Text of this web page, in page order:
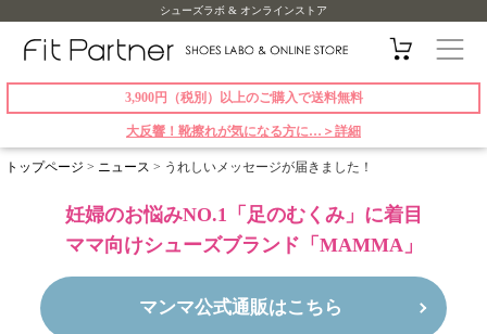
シューズラボ & オンラインストア
3,900円（税別）以上のご購入で送料無料
大反響！靴擦れが気になる方に…＞詳細
トップページ > ニュース > うれしいメッセージが届きました！
妊婦のお悩みNO.1「足のむくみ」に着目
ママ向けシューズブランド「MAMMA」
マンマ公式通販はこちら